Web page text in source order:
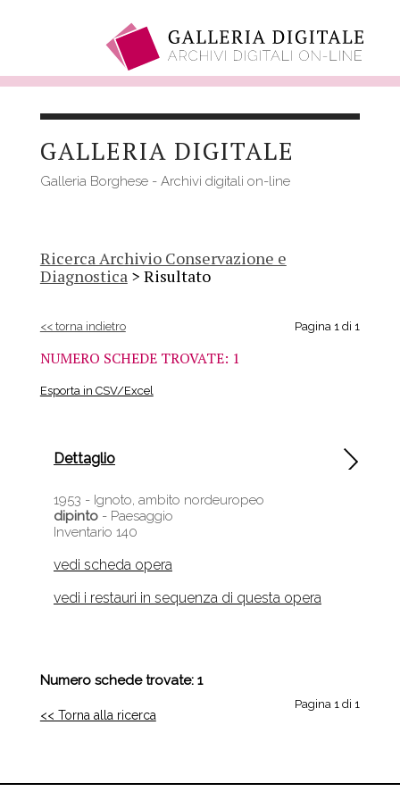
contenutoGALLERIA DIGITALE
Galleria Borghese - Archivi digitali on-line
Ricerca Archivio Conservazione e
Diagnostica> Risultato
<< torna indietro Pagina 1 di 1
NUMERO SCHEDE TROVATE: 1
Esporta in CSV/Excel
Dettaglio
1953 - Ignoto, ambito nordeuropeo
dipinto- Paesaggio
Inventario 140
vedi scheda opera
vedi i restauri in sequenza di questa opera
Numero schede trovate: 1
Pagina 1 di 1
<< Torna alla ricerca